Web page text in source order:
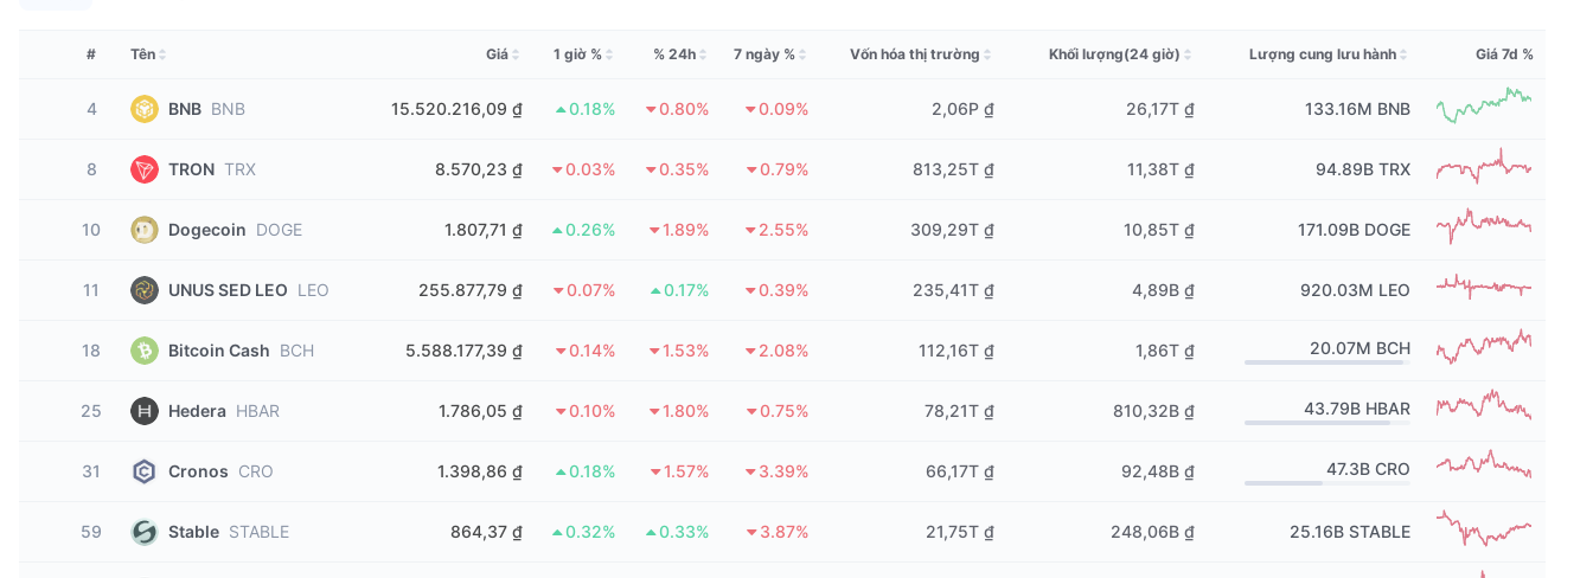
# Tên Giá 1 giờ % % 24h 7 ngày % Vốn hóa thị trường Khối lượng(24 giờ) Lượng cung lưu hành Giá 7d %
4 BNB BNB 15.520.216,09 ₫ 0.18% 0.80% 0.09% 2,06P ₫ 26,17T ₫ 133.16M BNB
8 TRON TRX 8.570,23 ₫ 0.03% 0.35% 0.79% 813,25T ₫ 11,38T ₫ 94.89B TRX
10 Dogecoin DOGE 1.807,71 ₫ 0.26% 1.89% 2.55% 309,29T ₫ 10,85T ₫ 171.09B DOGE
11 UNUS SED LEO LEO 255.877,79 ₫ 0.07% 0.17% 0.39% 235,41T ₫ 4,89B ₫ 920.03M LEO
18 Bitcoin Cash BCH 5.588.177,39 ₫ 0.14% 1.53% 2.08% 112,16T ₫ 1,86T ₫ 20.07M BCH
25 Hedera HBAR 1.786,05 ₫ 0.10% 1.80% 0.75% 78,21T ₫ 810,32B ₫ 43.79B HBAR
31 Cronos CRO 1.398,86 ₫ 0.18% 1.57% 3.39% 66,17T ₫ 92,48B ₫ 47.3B CRO
59 Stable STABLE 864,37 ₫ 0.32% 0.33% 3.87% 21,75T ₫ 248,06B ₫ 25.16B STABLE